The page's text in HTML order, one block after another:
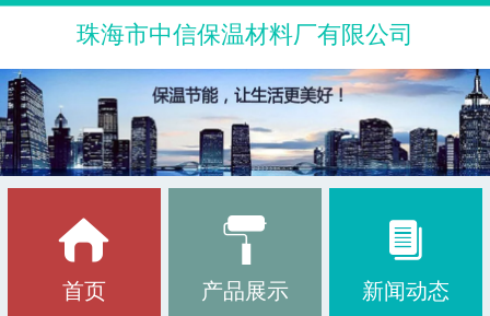
珠海市中信保温材料厂有限公司
首页 产品展示 新闻动态